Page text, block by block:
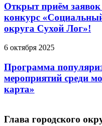
Открыт приём
конкурс
округа Сухой Лог»!
6 октября 2025
Программа
мероприятий среди
карта»
Глава городского